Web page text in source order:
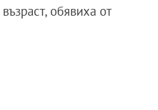
обявиха от